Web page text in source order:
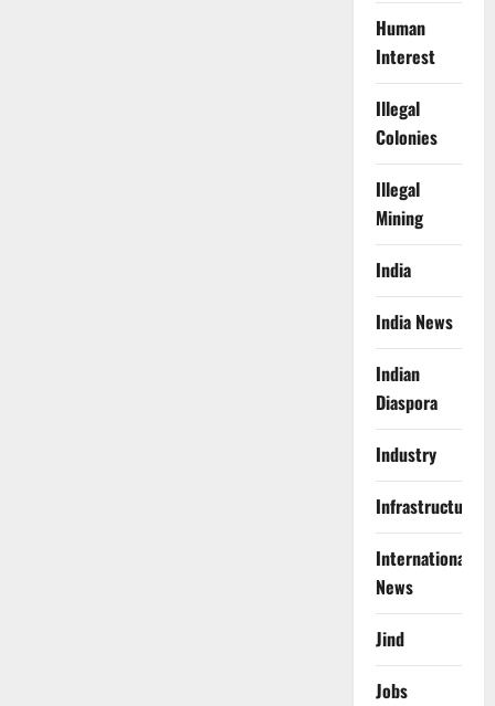
Human
Interest
Illegal
Colonies
Illegal
Mining
India
India News
Indian
Diaspora
Industry
Infrastructure
International
News
Jind
Jobs